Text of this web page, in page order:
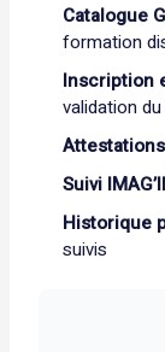
Catalogue
formation
Inscription
validation
Suivi
Historique
suivis